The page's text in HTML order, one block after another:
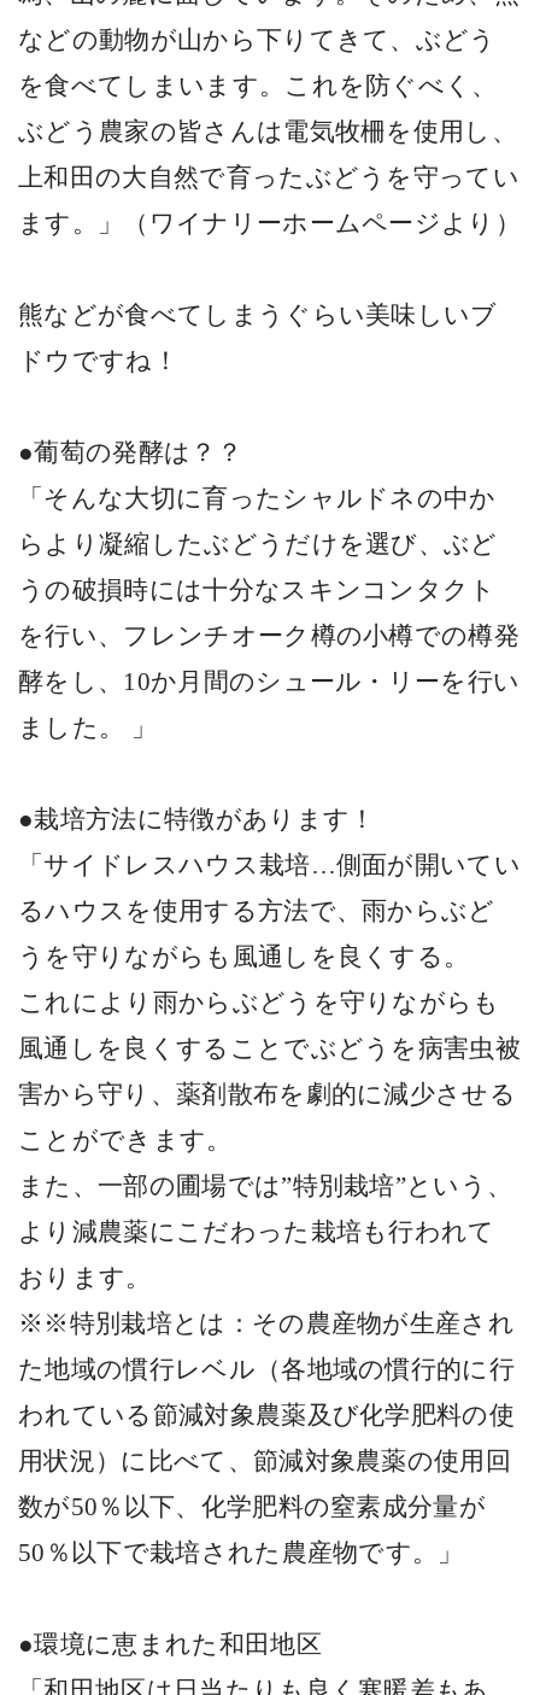
などの動物が山から下りてきて、ぶどう
を食べてしまいます。これを防ぐべく、
ぶどう農家の皆さんは電気牧柵を使用し、
上和田の大自然で育ったぶどうを守ってい
ます。」（ワイナリーホームページより）
熊などが食べてしまうぐらい美味しいブ
ドウですね！
●葡萄の発酵は？？
「そんな大切に育ったシャルドネの中か
らより凝縮したぶどうだけを選び、ぶど
うの破損時には十分なスキンコンタクト
を行い、フレンチオーク樽の小樽での樽発
酵をし、 10か月間のシュール・リーを行い
ました。 」
●栽培方法に特徴があります！
「サイドレスハウス栽培…側面が開いてい
るハウスを使用する方法で、雨からぶど
うを守りながらも風通しを良くする。
これにより雨からぶどうを守りながらも
風通しを良くすることでぶどうを病害虫被
害から守り、薬剤散布を劇的に減少させる
ことができます。
また、一部の圃場では”特別栽培”という、
より減農薬にこだわった栽培も行われて
おります。
※※特別栽培とは：その農産物が生産され
た地域の慣行レベル（各地域の慣行的に行
われている節減対象農薬及び化学肥料の使
用状況）に比べて、節減対象農薬の使用回
数が50 ％以下、化学肥料の窒素成分量が
50 ％以下で栽培された農産物です。」
●環境に恵まれた和田地区